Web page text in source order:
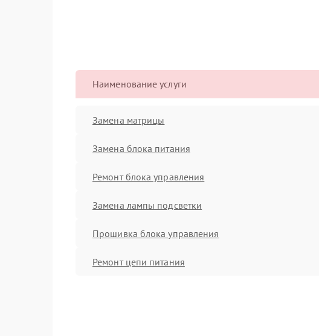
Наименование услуги
Замена матрицы
Замена блока питания
Ремонт блока управления
Замена лампы подсветки
Прошивка блока управления
Ремонт цепи питания